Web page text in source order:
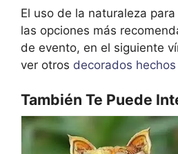
El uso de la naturaleza
las opciones más
de evento, en el siguiente
ver otros decorados
También Te Puede